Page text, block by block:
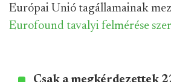
Európai Unió tagállamainak
Eurofound tavalyi felmérése
Csak a megkérdezettek